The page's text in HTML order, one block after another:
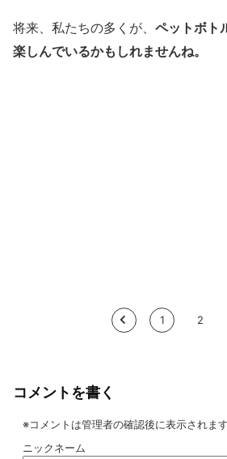
将来、私たちの多くが、 ペットボト
楽しんでいるかもしれませんね。
< 1 2
コメントを書く
※コメントは管理者の確認後に表示されます
ニックネーム